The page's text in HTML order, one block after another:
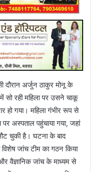
दौरान अर्जुन ठाकुर मोनू के
रही महिला पर उसने चाकू
हो गया। महिला गंभीर रूप से
अस्पताल पहुंचाया गया, जहां
चुकी है। घटना के बाद
जांच टीम का गठन किया
वैज्ञानिक जांच के माध्यम से